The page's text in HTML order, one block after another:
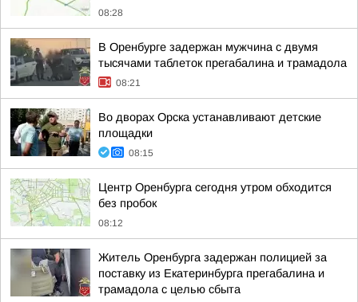
08:28
В Оренбурге задержан мужчина с двумя
тысячами таблеток прегабалина и трамадола
08:21
Во дворах Орска устанавливают детские
площадки
08:15
Центр Оренбурга сегодня утром обходится
без пробок
08:12
Житель Оренбурга задержан полицией за
поставку из Екатеринбурга прегабалина и
трамадола с целью сбыта